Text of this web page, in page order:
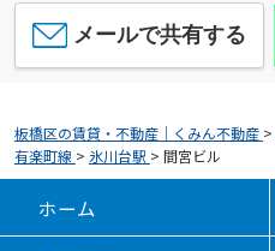
メールで共有する
板橋区の賃貸・不動産｜くみん不動産 >
有楽町線 > 氷川台駅 > 間宮ビル
ホーム